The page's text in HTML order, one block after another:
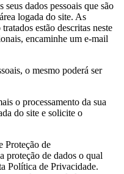
dados pessoais que são
logada do site. As
estão descritas neste
encaminhe um e-mail
o mesmo poderá ser
o processamento da sua
do site e solicite o
Proteção de
proteção de dados o qual
Política de Privacidade.